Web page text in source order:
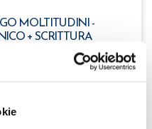
MOLTITUDINI -
+ SCRITTURA